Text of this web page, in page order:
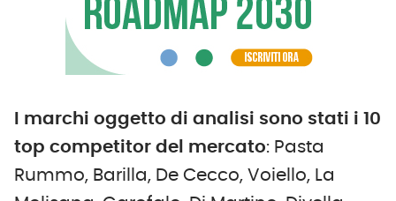
I marchi oggetto di analisi sono stati i 10
top competitor del mercato: Pasta
Rummo, Barilla, De Cecco, Voiello, La